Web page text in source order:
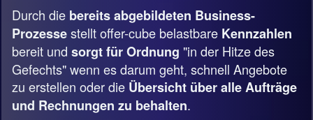
Durch die bereits abgebildeten Business-
Prozessestellt offer-cube belastbare Kennzahlen
bereit und sorgt für Ordnung "in der Hitze des
Gefechts" wenn es darum geht, schnell Angebote
zu erstellen oder die Übersicht über alle Aufträge
und Rechnungen zu behalten.